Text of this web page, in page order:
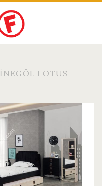
İNEGÖL LOTUS